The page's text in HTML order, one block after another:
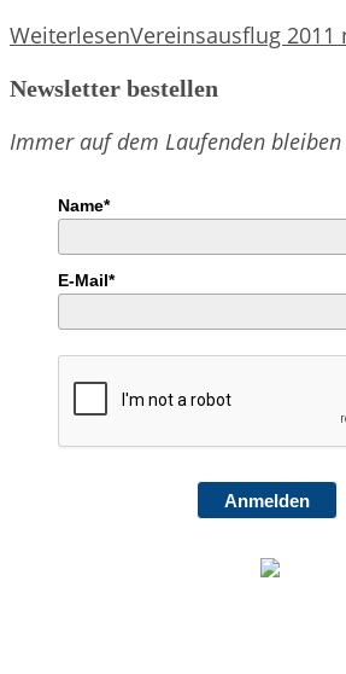
WeiterlesenVereinsausflug 2011
Newsletter bestellen
Immer auf dem Laufenden bleiben
Name*
E-Mail*
Anmelden